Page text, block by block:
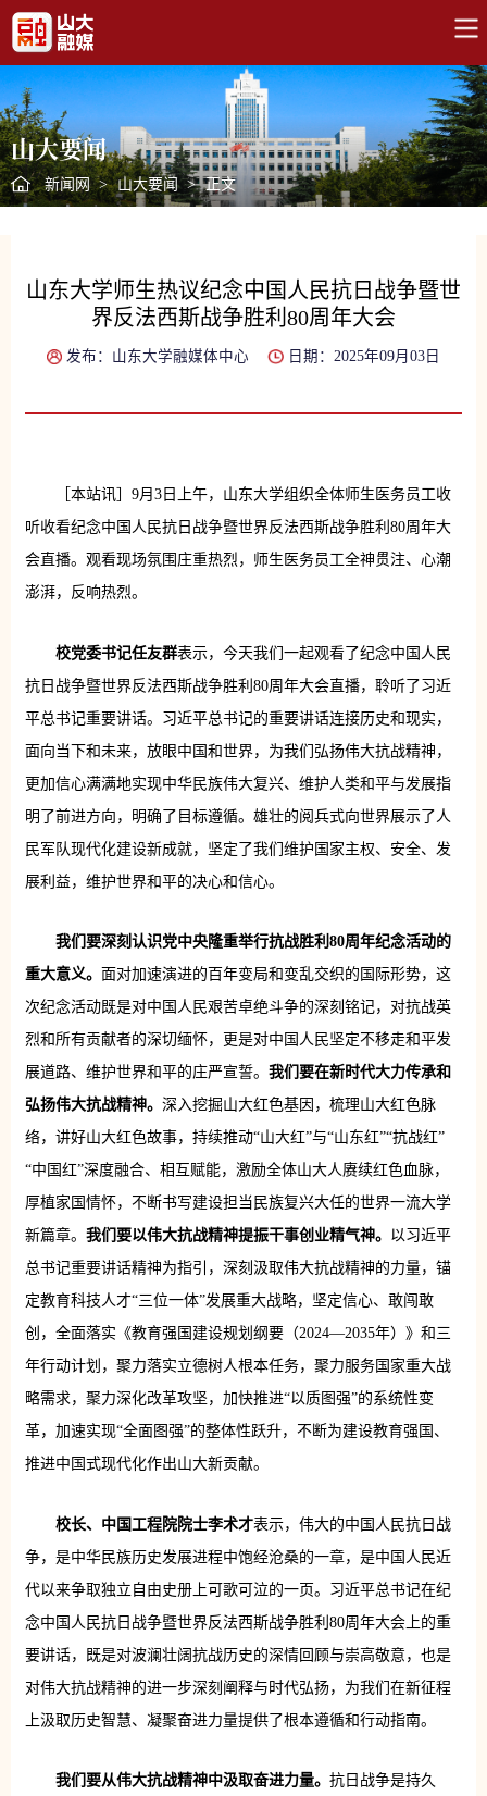
山大要闻
新闻网 > 山大要闻 > 正文
山东大学师生热议纪念中国人民抗日战争暨世
界反法西斯战争胜利80周年大会
发布：山东大学融媒体中心 日期：2025年09月03日
［本站讯］9月3日上午，山东大学组织全体师生医务员工收
听收看纪念中国人民抗日战争暨世界反法西斯战争胜利80周年大
会直播。观看现场氛围庄重热烈，师生医务员工全神贯注、心潮
澎湃，反响热烈。
校党委书记任友群表示，今天我们一起观看了纪念中国人民
抗日战争暨世界反法西斯战争胜利80周年大会直播，聆听了习近
平总书记重要讲话。习近平总书记的重要讲话连接历史和现实，
面向当下和未来，放眼中国和世界，为我们弘扬伟大抗战精神，
更加信心满满地实现中华民族伟大复兴、维护人类和平与发展指
明了前进方向，明确了目标遵循。雄壮的阅兵式向世界展示了人
民军队现代化建设新成就，坚定了我们维护国家主权、安全、发
展利益，维护世界和平的决心和信心。
我们要深刻认识党中央隆重举行抗战胜利80周年纪念活动的
重大意义。 面对加速演进的百年变局和变乱交织的国际形势，这
次纪念活动既是对中国人民艰苦卓绝斗争的深刻铭记，对抗战英
烈和所有贡献者的深切缅怀，更是对中国人民坚定不移走和平发
展道路、维护世界和平的庄严宣誓。 我们要在新时代大力传承和
弘扬伟大抗战精神。 深入挖掘山大红色基因，梳理山大红色脉
络，讲好山大红色故事，持续推动“山大红”与“山东红”“抗战红”
“中国红”深度融合、相互赋能，激励全体山大人赓续红色血脉，
厚植家国情怀，不断书写建设担当民族复兴大任的世界一流大学
新篇章。 我们要以伟大抗战精神提振干事创业精气神。 以习近平
总书记重要讲话精神为指引，深刻汲取伟大抗战精神的力量，锚
定教育科技人才“三位一体”发展重大战略，坚定信心、敢闯敢
创，全面落实《教育强国建设规划纲要（2024—2035年）》和三
年行动计划，聚力落实立德树人根本任务，聚力服务国家重大战
略需求，聚力深化改革攻坚，加快推进“以质图强”的系统性变
革，加速实现“全面图强”的整体性跃升，不断为建设教育强国、
推进中国式现代化作出山大新贡献。
校长、中国工程院院士李术才表示，伟大的中国人民抗日战
争，是中华民族历史发展进程中饱经沧桑的一章，是中国人民近
代以来争取独立自由史册上可歌可泣的一页。习近平总书记在纪
念中国人民抗日战争暨世界反法西斯战争胜利80周年大会上的重
要讲话，既是对波澜壮阔抗战历史的深情回顾与崇高敬意，也是
对伟大抗战精神的进一步深刻阐释与时代弘扬，为我们在新征程
上汲取历史智慧、凝聚奋进力量提供了根本遵循和行动指南。
我们要从伟大抗战精神中汲取奋进力量。 抗日战争是持久